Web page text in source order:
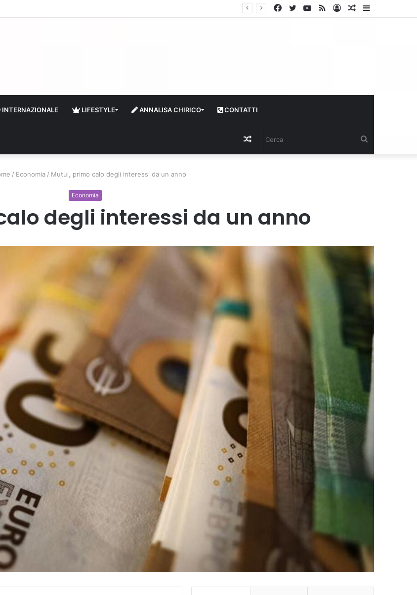
più stranieri in Riviera
Articolo
Log
RSS
YouTube
Twitter
Facebook
INTERNAZIONALE LIFESTYLE ANNALISA CHIRICO CONTATTI
Articolo
/ Economia / Mutui, primo calo degli interessi da un anno
Economia
degli interessi da un anno